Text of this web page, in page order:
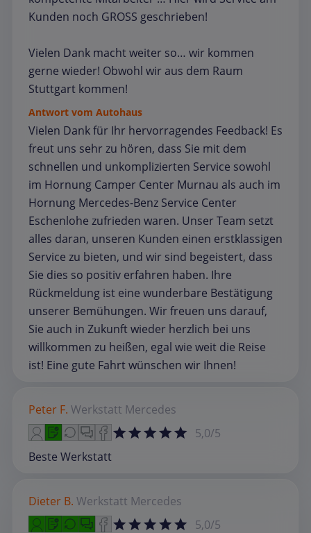
Kunden noch GROSS geschrieben!
Vielen Dank macht weiter so… wir kommen
gerne wieder! Obwohl wir aus dem Raum
Stuttgart kommen!
Antwort vom Autohaus
Vielen Dank für Ihr hervorragendes Feedback! Es
freut uns sehr zu hören, dass Sie mit dem
schnellen und unkomplizierten Service sowohl
im Hornung Camper Center Murnau als auch im
Hornung Mercedes-Benz Service Center
Eschenlohe zufrieden waren. Unser Team setzt
alles daran, unseren Kunden einen erstklassigen
Service zu bieten, und wir sind begeistert, dass
Sie dies so positiv erfahren haben. Ihre
Rückmeldung ist eine wunderbare Bestätigung
unserer Bemühungen. Wir freuen uns darauf,
Sie auch in Zukunft wieder herzlich bei uns
willkommen zu heißen, egal wie weit die Reise
ist! Eine gute Fahrt wünschen wir Ihnen!
Peter F. Werkstatt Mercedes
5,0/5
Beste Werkstatt
Dieter B. Werkstatt Mercedes
5,0/5